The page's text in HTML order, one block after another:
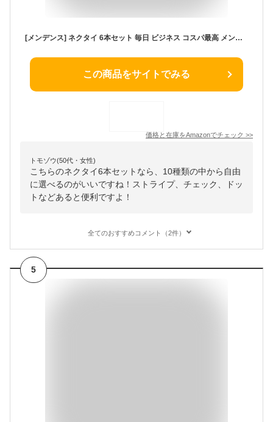
[メンデンス] ネクタイ 6本セット 毎日 ビジネス コスパ最高 メンズ 職場 普段使い フォーマル 仕事用 卒業式 営業職 結婚式 ブランド 10種類から自由に選べる オシャレ ストライプ
この商品をサイトでみる
価格と在庫をAmazonでチェック >>
トモゾウ(50代・女性)
こちらのネクタイ6本セットなら、10種類の中から自由
に選べるのがいいですね！ストライプ、チェック、ドッ
トなどあると便利ですよ！
全てのおすすめコメント（2件）
5